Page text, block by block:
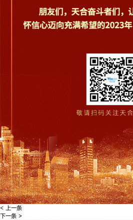
< 上一条
下一条 >